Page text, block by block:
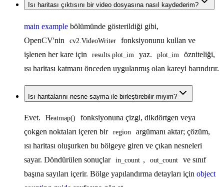
Isı haritası çıktısını bir video dosyasına nasıl kaydederim?
main example bölümünde gösterildiği gibi,
OpenCV'nin
cv2.VideoWriter
fonksiyonunu kullan ve
işlenen her kare için
results.plot_im yaz. plot_im
özniteliği,
ısı haritası katmanı önceden uygulanmış olan kareyi barındırır.
Isı haritalarını nesne sayma ile birleştirebilir miyim?
Evet. Heatmap()
fonksiyonuna çizgi, dikdörtgen veya
çokgen noktaları içeren bir region
argümanı aktar; çözüm,
ısı haritası oluşurken bu bölgeye giren ve çıkan nesneleri
sayar. Döndürülen sonuçlar in_count , out_count
ve sınıf
başına sayıları içerir. Bölge yapılandırma detayları için object